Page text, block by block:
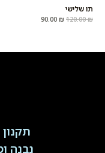
תו שלישי
120.00₪
90.00 ₪
נבנה